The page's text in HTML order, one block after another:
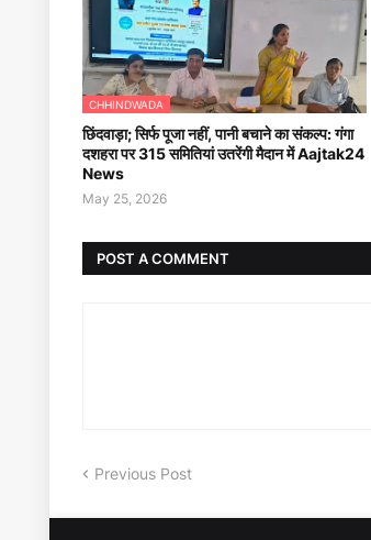
CHHINDWADA
छिंदवाड़ा; सिर्फ पूजा नहीं, पानी बचाने का संकल्प: गंगा
दशहरा पर 315 समितियां उतरेंगी मैदान में Aajtak24
News
May 25, 2026
POST A COMMENT
Previous Post